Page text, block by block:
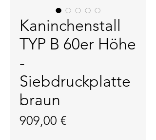
Kaninchenstall
TYP B 60er Höhe
-
Siebdruckplatte
braun
909,00 €Preis